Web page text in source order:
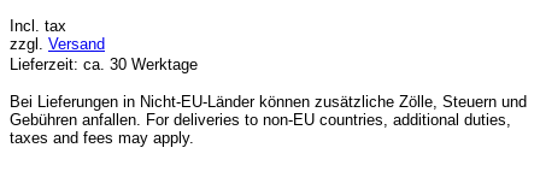
Incl. tax
zzgl. Versand
Lieferzeit: ca. 30 Werktage
Bei Lieferungen in Nicht-EU-Länder können zusätzliche Zölle, Steuern und
Gebühren anfallen. For deliveries to non-EU countries, additional duties,
taxes and fees may apply.